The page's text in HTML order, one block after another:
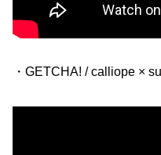
・GETCHA! / calliope ×